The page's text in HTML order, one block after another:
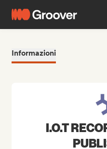
Informazioni
I.O.T